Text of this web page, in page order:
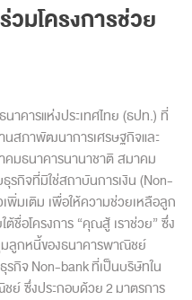
วมโครงการช่วย
าคารแห่งประเทศไทย (ธปท.) ที่
นสภาพัฒนาการเศรษฐกิจและ
มธนาคารนานาชาติ สมาคม
รกิจที่มิใช่สถาบันการเงิน (Non-
พิ่มเติม เพื่อให้ความช่วยเหลือลูก
ชื่อโครงการ “คุณสู้ เราช่วย” ซึ่ง
มลูกหนี้ของธนาคารพาณิชย์
รกิจ Non-bank ที่เป็นบริษัทใน
ย์ ซึ่งประกอบด้วย 2 มาตรการ